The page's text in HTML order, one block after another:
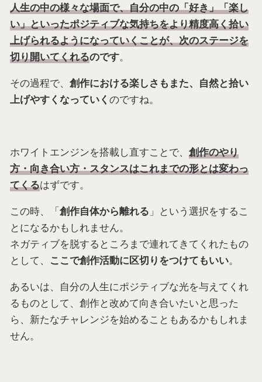
人生の中の様々な場面で、自分の中の「好き」「楽し
い」といったポジティブな気持ちをより精度高く拾い
上げられるようになっていくことが、次のステージを
切り開いてくれるのです。
その過程で、 創作における楽しさもまた、自然と拾い
上げやすくなっていく のですね。
ホワイトエンジンを搭載し直すことで、 創作のやり
方・向き合い方・スタンスはこれまでの形とは変わっ
てくるはずです。
この時、「創作自体から離れる 」という選択をするこ
とになるかもしれません。
ネガティブを脱するところまで連れてきてくれたもの
として、
ここで創作活動に区切りをつけてもいい。
あるいは、自分の人生にポジティブな光を与えてくれ
るものとして、創作と改めて向き合いたいと思った
ら、新たなチャレンジを始めることもあるかもしれま
せん。